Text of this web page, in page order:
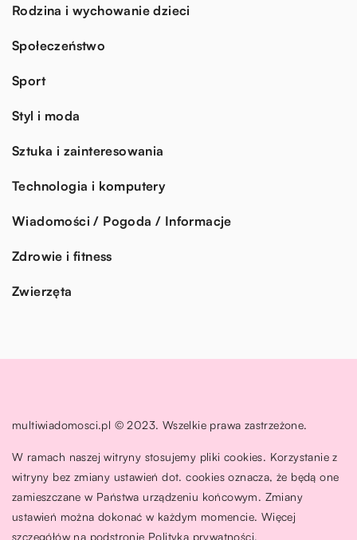
Rodzina i wychowanie dzieci
Społeczeństwo
Sport
Styl i moda
Sztuka i zainteresowania
Technologia i komputery
Wiadomości / Pogoda / Informacje
Zdrowie i fitness
Zwierzęta
multiwiadomosci.pl © 2023. Wszelkie prawa zastrzeżone.
W ramach naszej witryny stosujemy pliki cookies. Korzystanie z
witryny bez zmiany ustawień dot. cookies oznacza, że będą one
zamieszczane w Państwa urządzeniu końcowym. Zmiany
ustawień można dokonać w każdym momencie. Więcej
szczegółów na podstronie Polityka prywatności.